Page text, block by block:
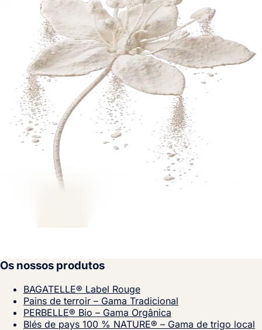
Os nossos produtos
BAGATELLE® Label Rouge
Pains de terroir – Gama Tradicional
PERBELLE® Bio – Gama Orgânica
Blés de pays 100 % NATURE® – Gama de trigo local